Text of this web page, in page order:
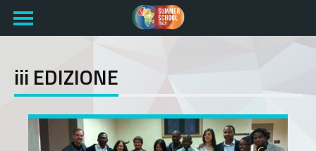
iii EDIZIONE